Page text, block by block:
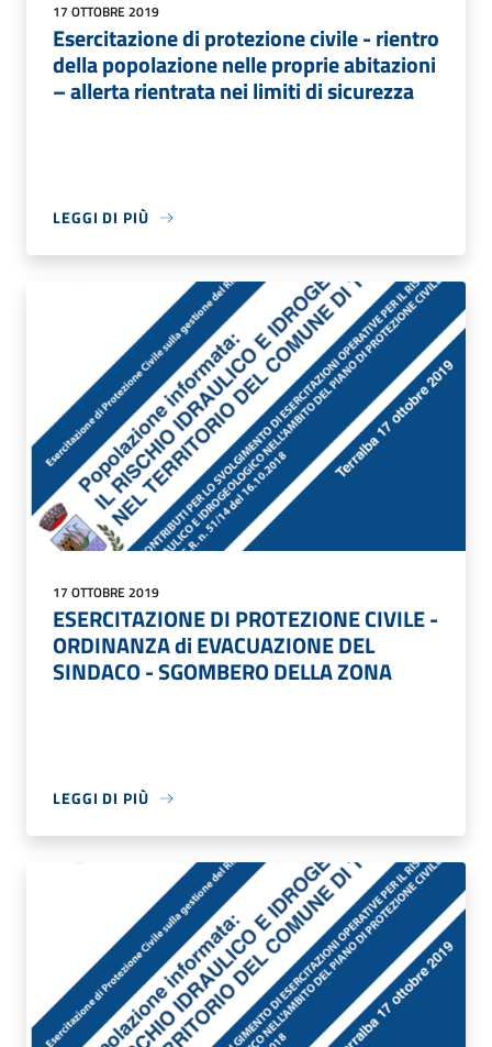
17 OTTOBRE 2019
Esercitazione di protezione civile - rientro
della popolazione nelle proprie abitazioni
– allerta rientrata nei limiti di sicurezza
LEGGI DI PIÙ
17 OTTOBRE 2019
ESERCITAZIONE DI PROTEZIONE CIVILE -
ORDINANZA di EVACUAZIONE DEL
SINDACO - SGOMBERO DELLA ZONA
LEGGI DI PIÙ